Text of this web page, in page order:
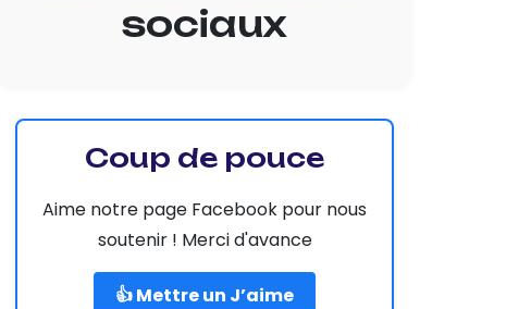
sociaux
Coup de pouce
Aime notre page Facebook pour nous
soutenir ! Merci d'avance
👍 Mettre un J’aime